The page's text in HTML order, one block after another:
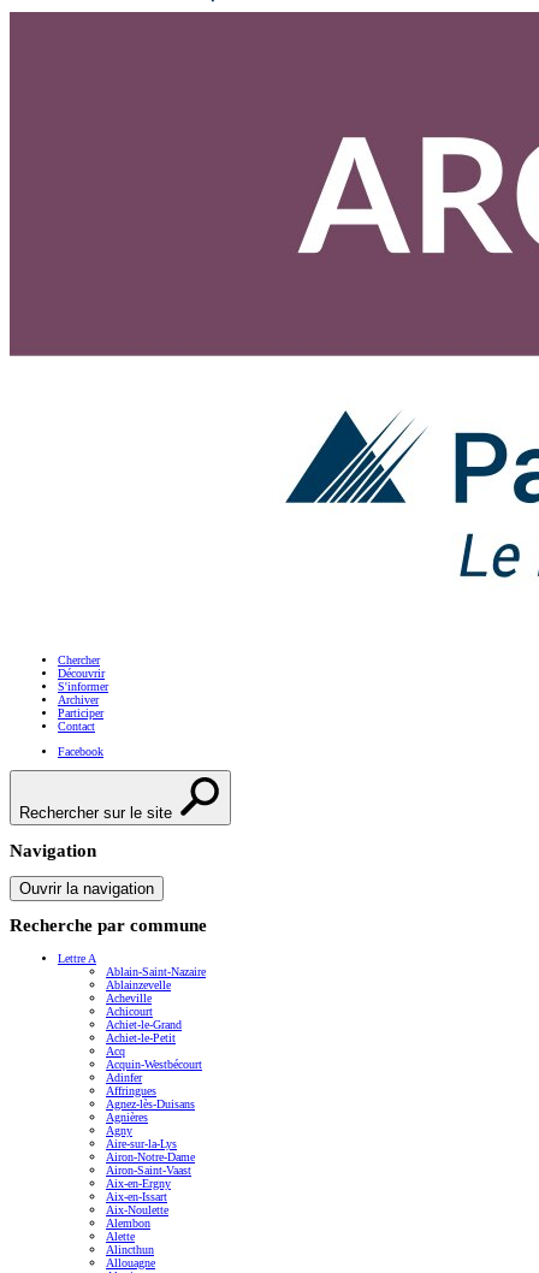
Chercher
Découvrir
S'informer
Archiver
Participer
Contact
Facebook
Rechercher sur le site
Navigation
Ouvrir la navigation
Recherche par commune
Lettre A
Ablain-Saint-Nazaire
Ablainzevelle
Acheville
Achicourt
Achiet-le-Grand
Achiet-le-Petit
Acq
Acquin-Westbécourt
Adinfer
Affringues
Agnez-lès-Duisans
Agnières
Agny
Aire-sur-la-Lys
Airon-Notre-Dame
Airon-Saint-Vaast
Aix-en-Ergny
Aix-en-Issart
Aix-Noulette
Alembon
Alette
Alincthun
Allouagne